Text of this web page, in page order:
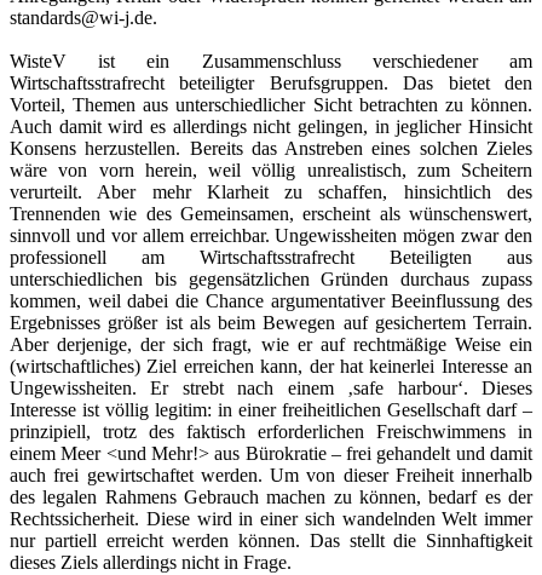
standards@wi-j.de.
WisteV ist ein Zusammenschluss verschiedener am
Wirtschaftsstrafrecht beteiligter Berufsgruppen. Das bietet den
Vorteil, Themen aus unterschiedlicher Sicht betrachten zu können.
Auch damit wird es allerdings nicht gelingen, in jeglicher Hinsicht
Konsens herzustellen. Bereits das Anstreben eines solchen Zieles
wäre von vorn herein, weil völlig unrealistisch, zum Scheitern
verurteilt. Aber mehr Klarheit zu schaffen, hinsichtlich des
Trennenden wie des Gemeinsamen, erscheint als wünschenswert,
sinnvoll und vor allem erreichbar. Ungewissheiten mögen zwar den
professionell am Wirtschaftsstrafrecht Beteiligten aus
unterschiedlichen bis gegensätzlichen Gründen durchaus zupass
kommen, weil dabei die Chance argumentativer Beeinflussung des
Ergebnisses größer ist als beim Bewegen auf gesichertem Terrain.
Aber derjenige, der sich fragt, wie er auf rechtmäßige Weise ein
(wirtschaftliches) Ziel erreichen kann, der hat keinerlei Interesse an
Ungewissheiten. Er strebt nach einem ‚safe harbour‘. Dieses
Interesse ist völlig legitim: in einer freiheitlichen Gesellschaft darf –
prinzipiell, trotz des faktisch erforderlichen Freischwimmens in
einem Meer <und Mehr!> aus Bürokratie – frei gehandelt und damit
auch frei gewirtschaftet werden. Um von dieser Freiheit innerhalb
des legalen Rahmens Gebrauch machen zu können, bedarf es der
Rechtssicherheit. Diese wird in einer sich wandelnden Welt immer
nur partiell erreicht werden können. Das stellt die Sinnhaftigkeit
dieses Ziels allerdings nicht in Frage.